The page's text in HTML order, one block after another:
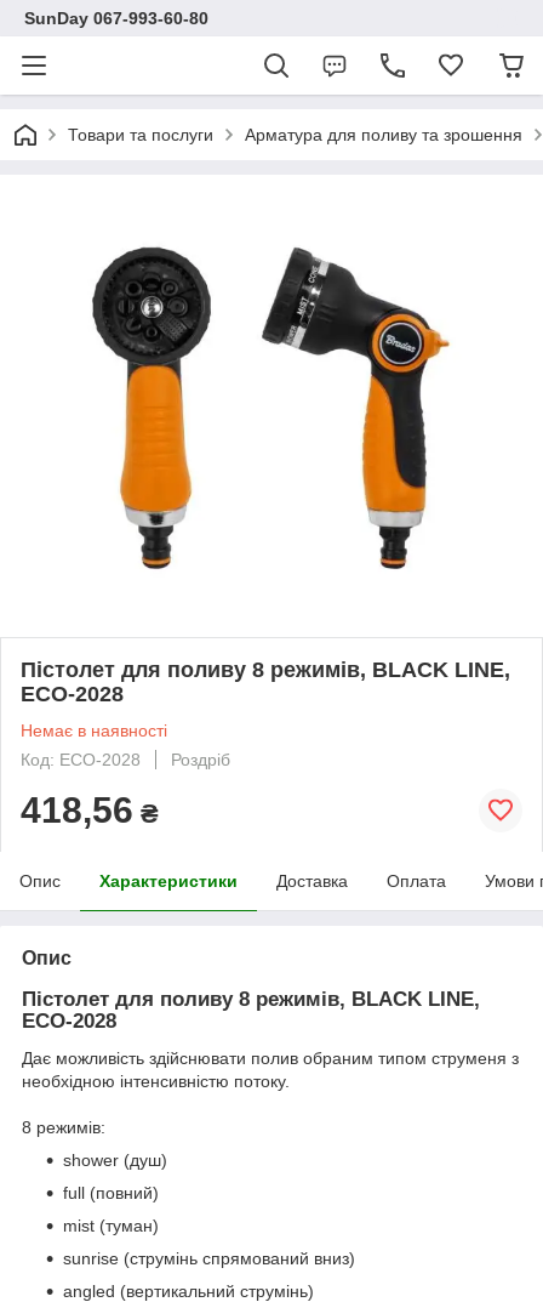
SunDay 067-993-60-80
Товари та послуги Арматура для поливу та зрошення
Пістолет для поливу 8 режимів, BLACK LINE,
ECO-2028
Немає в наявності
Код: ECO-2028
Роздріб
418,56 ₴
Опис Характеристики Доставка Оплата Умови
Опис
Пістолет для поливу 8 режимів, BLACK LINE,
ECO-2028
Дає можливість здійснювати полив обраним типом струменя з
необхідною інтенсивністю потоку.
8 режимів:
shower (душ)
full (повний)
mist (туман)
sunrise (струмінь спрямований вниз)
angled (вертикальний струмінь)